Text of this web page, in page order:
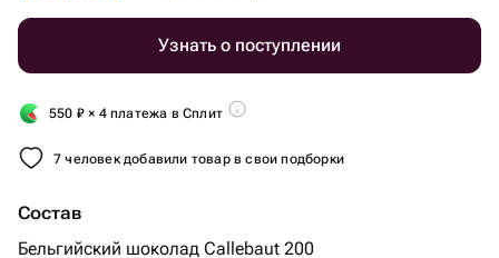
Узнать о поступлении
550 ₽ × 4 платежа в Сплит
7 человек добавили товар в свои подборки
Состав
Бельгийский шоколад Callebaut 200